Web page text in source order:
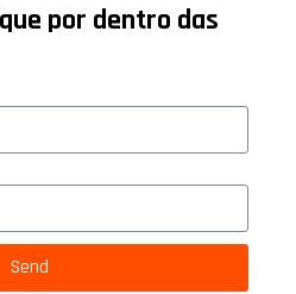
por dentro das
Send